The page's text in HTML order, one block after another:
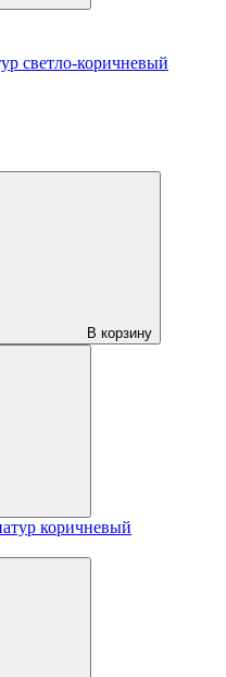
светло-коричневый
В корзину